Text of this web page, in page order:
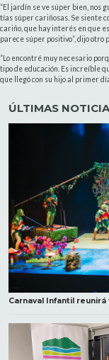
“El jardín se ve súper bien, nos
tías súper cariñosas. Se siente
cariño, que hay interés en que
parece súper positivo”, dijo otro
“Lo encontré muy necesario
tipo de educación. Es increíble
que llegó con su hijo al primer
ÚLTIMAS
Carnaval Infantil